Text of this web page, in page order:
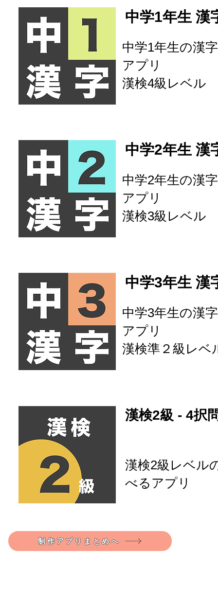
中学1年生 漢
中学1年生の漢
アプリ
​漢検4級レベル
中学2年生 漢
中学2年生の漢
アプリ
​漢検3級レベル
中学3年生 漢
中学3年生の漢
アプリ
漢検準２級レベ
漢検2級 - 4択
漢検2級レベル
べるアプリ
制作アプリまとめへ